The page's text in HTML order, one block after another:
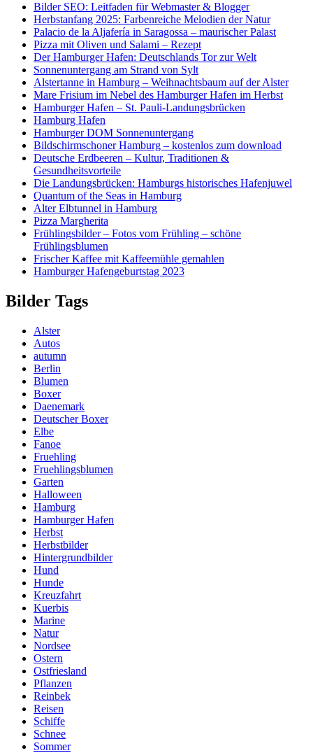
Bilder SEO: Leitfaden für Webmaster & Blogger
Herbstanfang 2025: Farbenreiche Melodien der Natur
Palacio de la Aljafería in Saragossa – maurischer Palast
Pizza mit Oliven und Salami – Rezept
Der Hamburger Hafen: Deutschlands Tor zur Welt
Sonnenuntergang am Strand von Sylt
Alstertanne in Hamburg – Weihnachtsbaum auf der Alster
Mare Frisium im Nebel des Hamburger Hafen im Herbst
Hamburger Hafen – St. Pauli-Landungsbrücken
Hamburg Hafen
Hamburger DOM Sonnenuntergang
Bildschirmschoner Hamburg – kostenlos zum download
Deutsche Erdbeeren – Kultur, Traditionen &
Gesundheitsvorteile
Die Landungsbrücken: Hamburgs historisches Hafenjuwel
Quantum of the Seas in Hamburg
Alter Elbtunnel in Hamburg
Pizza Margherita
Frühlingsbilder – Fotos vom Frühling – schöne
Frühlingsblumen
Frischer Kaffee mit Kaffeemühle gemahlen
Hamburger Hafengeburtstag 2023
Bilder Tags
Alster
Autos
autumn
Berlin
Blumen
Boxer
Daenemark
Deutscher Boxer
Elbe
Fanoe
Fruehling
Fruehlingsblumen
Garten
Halloween
Hamburg
Hamburger Hafen
Herbst
Herbstbilder
Hintergrundbilder
Hund
Hunde
Kreuzfahrt
Kuerbis
Marine
Natur
Nordsee
Ostern
Ostfriesland
Pflanzen
Reinbek
Reisen
Schiffe
Schnee
Sommer